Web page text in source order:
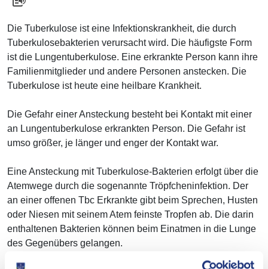
Die Tuberkulose ist eine Infektionskrankheit, die durch
Tuberkulosebakterien verursacht wird. Die häufigste Form
ist die Lungentuberkulose. Eine erkrankte Person kann ihre
Familienmitglieder und andere Personen anstecken. Die
Tuberkulose ist heute eine heilbare Krankheit.
Die Gefahr einer Ansteckung besteht bei Kontakt mit einer
an Lungentuberkulose erkrankten Person. Die Gefahr ist
umso größer, je länger und enger der Kontakt war.
Eine Ansteckung mit Tuberkulose-Bakterien erfolgt über die
Atemwege durch die sogenannte Tröpfcheninfektion. Der
an einer offenen Tbc Erkrankte gibt beim Sprechen, Husten
oder Niesen mit seinem Atem feinste Tropfen ab. Die darin
enthaltenen Bakterien können beim Einatmen in die Lunge
des Gegenübers gelangen.